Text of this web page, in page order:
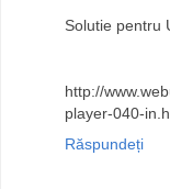
Solutie pentru
http://
player-040-
Răspundeți